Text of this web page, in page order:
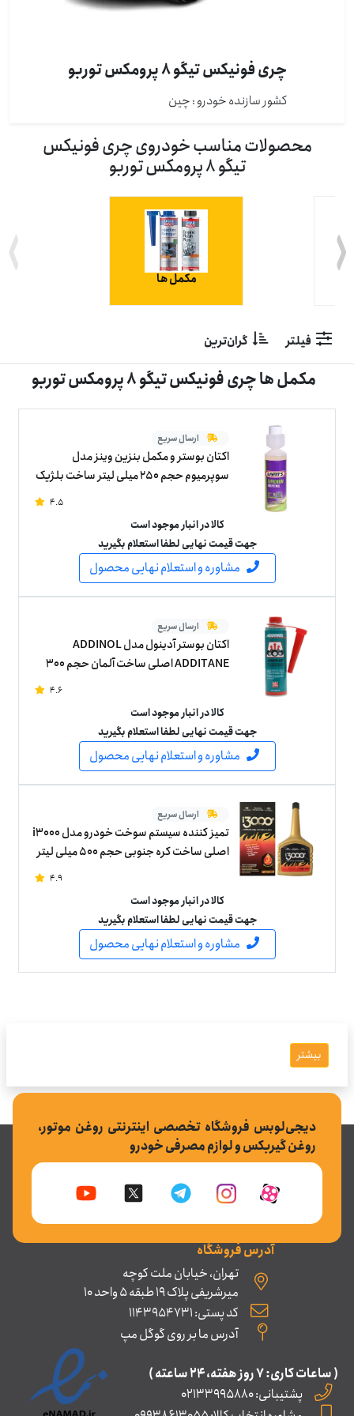
چری فونیکس تیگو 8 پرومکس توربو
کشور سازنده خودرو : چين
محصولات مناسب خودروی چری فونیکس
تیگو 8 پرومکس توربو
مکمل ها
فیلتر گران‌ترین
مکمل ها چری فونیکس تیگو 8 پرومکس توربو
ارسال سریع
اکتان بوستر و مکمل بنزین وینز مدل
سوپرمیوم حجم 250 میلی لیتر ساخت بلژیک
4.5
کالا در انبار موجود است
جهت قیمت نهایی لطفا استعلام بگیرید
مشاوره و استعلام نهایی محصول
ارسال سریع
اکتان بوستر آدینول مدل ADDINOL
ADDITANE اصلی ساخت آلمان حجم 300
4.6
کالا در انبار موجود است
جهت قیمت نهایی لطفا استعلام بگیرید
مشاوره و استعلام نهایی محصول
ارسال سریع
تمیز کننده سیستم سوخت خودرو مدل i3000
اصلی ساخت کره جنوبی حجم 500 میلی لیتر
4.9
کالا در انبار موجود است
جهت قیمت نهایی لطفا استعلام بگیرید
مشاوره و استعلام نهایی محصول
بیشتر
دیجی‌لوبس فروشگاه تخصصی اینترنتی روغن موتور،
روغن گیربکس و لوازم مصرفی خودرو
آدرس فروشگاه
تهران، خیابان ملت کوچه
میرشریفی پلاک 19 طبقه 5 واحد 10
کد پستی: 1143954731
آدرس ما بر روی گوگل مپ
( ساعات کاری: ۷ روز ﻫﻔﺘﻪ، ۲۴ ﺳﺎﻋﺘﻪ )
پشتیبانی: 02133995880